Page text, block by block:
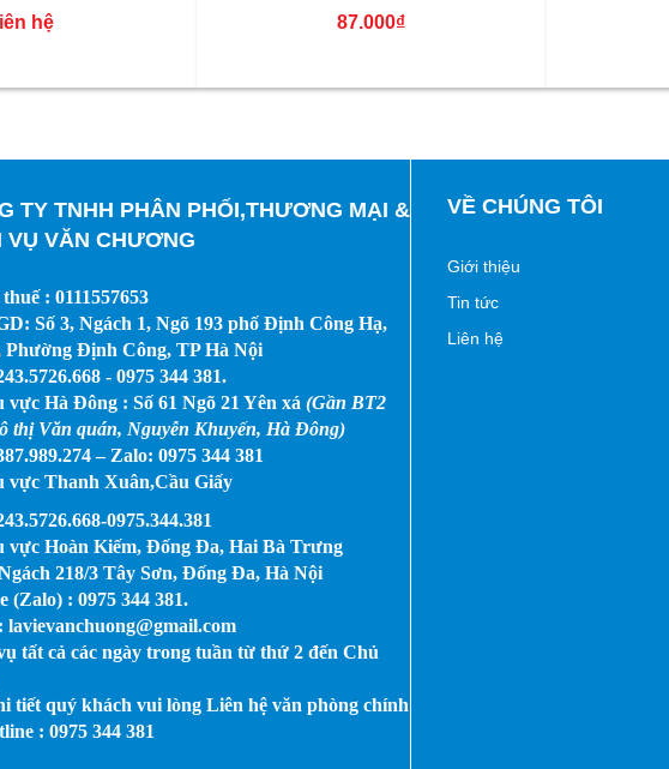
hệ 87.000₫
TY TNHH PHÂN PHỐI,THƯƠNG MẠI &
VỤ VĂN CHƯƠNG
: 0111557653
Số 3, Ngách 1, Ngõ 193 phố Định Công Hạ,
Phường Định Công, TP Hà Nội
- 0975 344 381.
vực Hà Đông : Số 61 Ngõ 21 Yên xá (Gần BT2
thị Văn quán, Nguyễn Khuyến, Hà Đông)
– Zalo: 0975 344 381
vực Thanh Xuân,Cầu Giấy
0975.344.381
vực Hoàn Kiếm, Đống Đa, Hai Bà Trưng
218/3 Tây Sơn, Đống Đa, Hà Nội
(Zalo) : 0975 344 381.
lavievanchuong@gmail.com
tất cả các ngày trong tuần từ thứ 2 đến Chủ
tiết quý khách vui lòng Liên hệ văn phòng chính
: 0975 344 381
VỀ CHÚNG TÔI
Giới thiệu
Tin tức
Liên hệ